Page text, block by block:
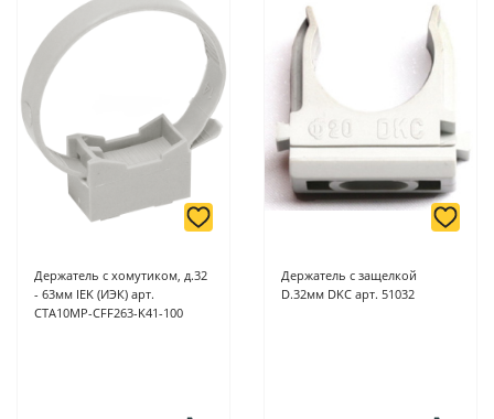
Держатель с хомутиком, д.32
- 63мм IEK (ИЭК) арт.
CTA10MP-CFF263-K41-100
Держатель с защелкой
D.32мм DKC арт. 51032